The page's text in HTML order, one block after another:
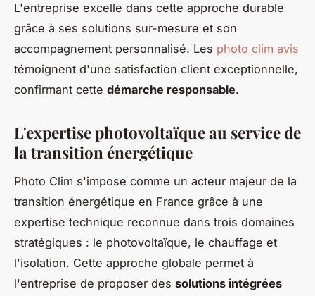
L'entreprise excelle dans cette approche durable
grâce à ses solutions sur-mesure et son
accompagnement personnalisé. Les photo clim avis
témoignent d'une satisfaction client exceptionnelle,
confirmant cette démarche responsable.
L'expertise photovoltaïque au service de
la transition énergétique
Photo Clim s'impose comme un acteur majeur de la
transition énergétique en France grâce à une
expertise technique reconnue dans trois domaines
stratégiques : le photovoltaïque, le chauffage et
l'isolation. Cette approche globale permet à
l'entreprise de proposer des solutions intégrées